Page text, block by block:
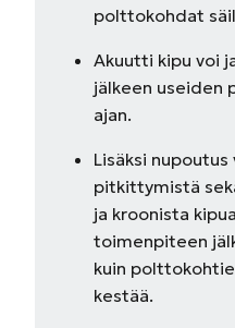
polttokohdat
Akuutti kipu voi
jälkeen useiden
ajan.
Lisäksi
pitkittymistä
ja kroonista
toimenpiteen
kuin
kestää.